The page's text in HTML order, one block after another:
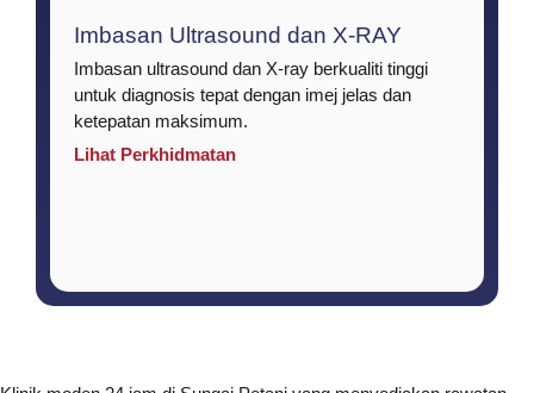
Imbasan Ultrasound dan X-RAY
Imbasan ultrasound dan X-ray berkualiti tinggi
untuk diagnosis tepat dengan imej jelas dan
ketepatan maksimum.
Lihat Perkhidmatan